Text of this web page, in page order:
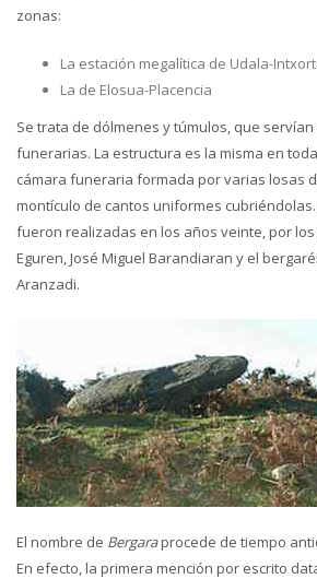
zonas:
La estación megalítica de Udala-
La de Elosua-Placencia
Se trata de dólmenes y túmulos, que
funerarias. La estructura es la misma en
cámara funeraria formada por varias losas
montículo de cantos uniformes
fueron realizadas en los años veinte, por
Eguren, José Miguel Barandiaran y el
Aranzadi.
El nombre de Bergaraprocede de tiempo
En efecto, la primera mención por escrito